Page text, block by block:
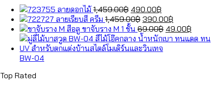
ลายดอกไม้ 1,459.00฿ Original
price
was:
1,459.00฿.
490.00฿
price
is:
490.00฿.
ลายเรียบสี ครีม 1,459.00฿ Original
price
was:
1,459.00฿.
390.00฿
price
is:
ขาจับราง M 1 ชั้น 69.00฿ Original
price
49.00฿
price
BW-04
Top Rated